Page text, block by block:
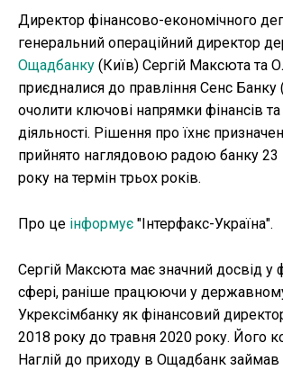
Директор фінансово-економічного
генеральний операційний директор
Ощадбанку (Київ) Сергій Максюта та
приєдналися до правління Сенс Банку
очолити ключові напрямки фінансів та
діяльності. Рішення про їхнє
прийнято наглядовою радою банку 23
року на термін трьох років.
Про це інформує "Інтерфакс-Україна".
Сергій Максюта має значний досвід у
сфері, раніше працюючи у
Укрексімбанку як фінансовий
2018 року до травня 2020 року. Його
Наглій до приходу в Ощадбанк займав